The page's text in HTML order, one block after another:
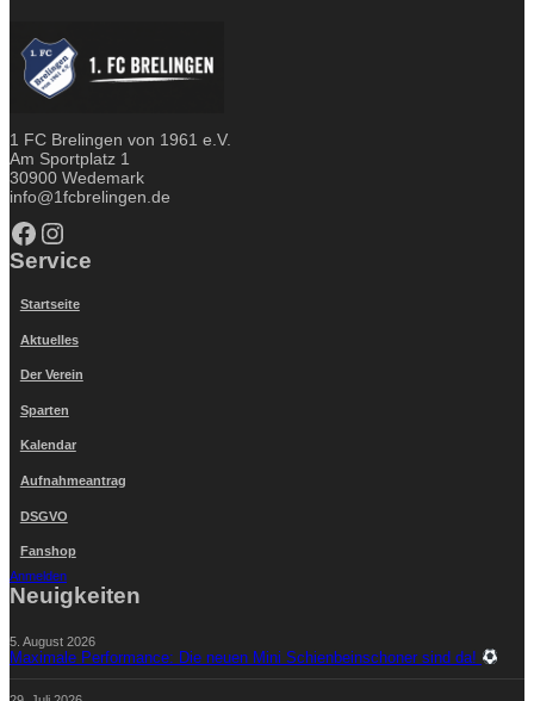
1 FC Brelingen von 1961 e.V.
Am Sportplatz 1
30900 Wedemark
info@1fcbrelingen.de
Facebook Instagram
Service
Startseite
Aktuelles
Der Verein
Sparten
Kalendar
Aufnahmeantrag
DSGVO
Fanshop
Anmelden
Neuigkeiten
5. August 2026
Maximale Performance: Die neuen Mini Schienbeinschoner sind da!